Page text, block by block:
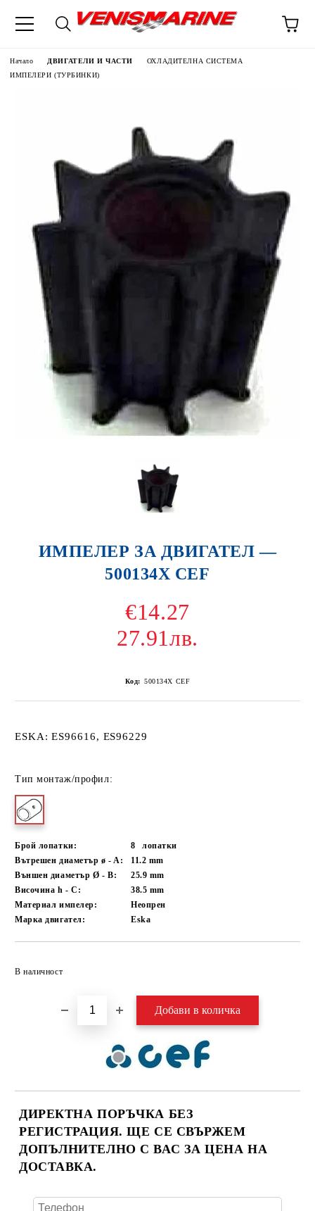
Начало ДВИГАТЕЛИ И ЧАСТИ
ОХЛАДИТЕЛНА СИСТЕМА
ИМПЕЛЕРИ (ТУРБИНКИ)
ИМПЕЛЕР ЗА ДВИГАТЕЛ —
500134X CEF
€14.27
27.91лв.
Код: 500134X CEF
ESKA: ES96616, ES96229
Тип монтаж/профил:
Брой лопатки: 8
лопатки
Вътрешен диаметър ø - A:
11.2 mm
Външен диаметър Ø - B:
25.9 mm
Височина h - C:
38.5 mm
Материал импелер:
Неопрен
Марка двигател:
Eska
В наличност
ДИРЕКТНА ПОРЪЧКА БЕЗ
РЕГИСТРАЦИЯ. ЩЕ СЕ СВЪРЖЕМ
ДОПЪЛНИТЕЛНО С ВАС ЗА ЦЕНА НА
ДОСТАВКА.